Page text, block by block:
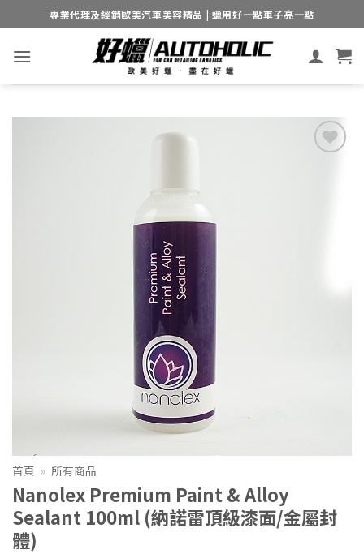
to
content
專業代理及經銷歐美汽車美容精品 | 蠟用好一點車子亮一點
首頁 » 所有商品
Nanolex Premium Paint & Alloy
Sealant 100ml (納諾雷頂級漆面/金屬封
體)